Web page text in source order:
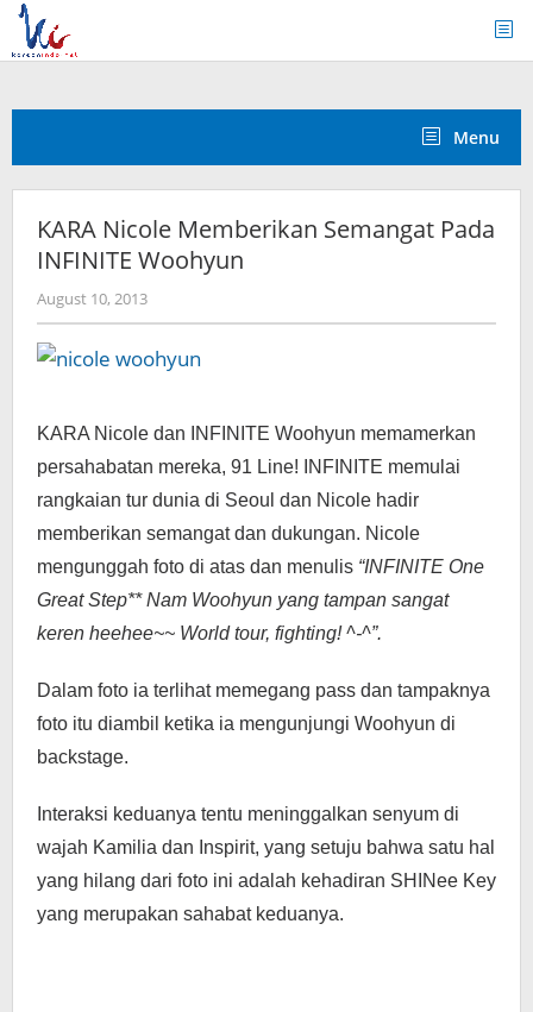
Skip
content
Menu
KARA Nicole Memberikan Semangat Pada
INFINITE Woohyun
August 10, 2013by
Koreanindo
KARA Nicole dan INFINITE Woohyun memamerkan
persahabatan mereka, 91 Line! INFINITE memulai
rangkaian tur dunia di Seoul dan Nicole hadir
memberikan semangat dan dukungan. Nicole
mengunggah foto di atas dan menulis “INFINITE One
Great Step** Nam Woohyun yang tampan sangat
keren heehee~~ World tour, fighting! ^-^”.
Dalam foto ia terlihat memegang pass dan tampaknya
foto itu diambil ketika ia mengunjungi Woohyun di
backstage.
Interaksi keduanya tentu meninggalkan senyum di
wajah Kamilia dan Inspirit, yang setuju bahwa satu hal
yang hilang dari foto ini adalah kehadiran SHINee Key
yang merupakan sahabat keduanya.